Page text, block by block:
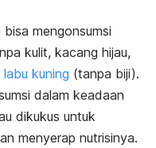
mengonsumsi
kulit, kacang hijau,
labu kuning (tanpa biji).
dalam keadaan
dikukus untuk
menyerap nutrisinya.